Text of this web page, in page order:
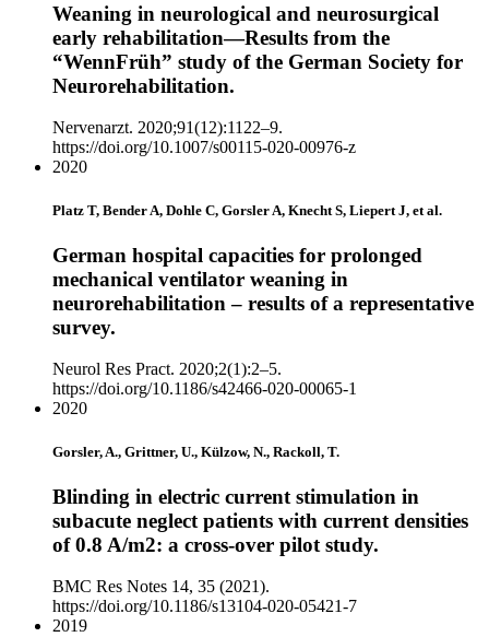
Weaning in neurological and neurosurgical
early rehabilitation—Results from the
“WennFrüh” study of the German Society for
Neurorehabilitation.
Nervenarzt. 2020;91(12):1122–9.
https://doi.org/10.1007/s00115-020-00976-z
2020
Platz T, Bender A, Dohle C, Gorsler A, Knecht S, Liepert J, et al.
German hospital capacities for prolonged
mechanical ventilator weaning in
neurorehabilitation – results of a representative
survey.
Neurol Res Pract. 2020;2(1):2–5.
https://doi.org/10.1186/s42466-020-00065-1
2020
Gorsler, A., Grittner, U., Külzow, N., Rackoll, T.
Blinding in electric current stimulation in
subacute neglect patients with current densities
of 0.8 A/m2: a cross-over pilot study.
BMC Res Notes 14, 35 (2021).
https://doi.org/10.1186/s13104-020-05421-7
2019